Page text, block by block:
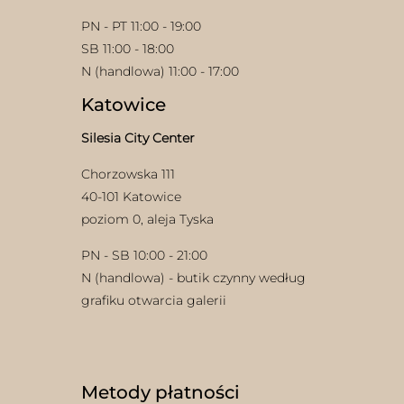
PN - PT 11:00 - 19:00
SB 11:00 - 18:00
N (handlowa) 11:00 - 17:00
Katowice
Silesia City Center
Chorzowska 111
40-101 Katowice
poziom 0, aleja Tyska
PN - SB 10:00 - 21:00
N (handlowa) - butik czynny według
grafiku otwarcia galerii
Metody płatności